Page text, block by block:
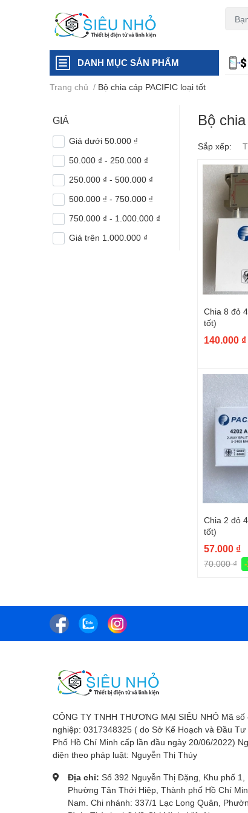
DANH MỤC SẢN PHẨM
Trang chủ / Bộ chia cáp PACIFIC loại tốt
GIÁ
Giá dưới 50.000 ₫
50.000 ₫ - 250.000 ₫
250.000 ₫ - 500.000 ₫
500.000 ₫ - 750.000 ₫
750.000 ₫ - 1.000.000 ₫
Giá trên 1.000.000 ₫
Bộ
Sắp xếp:
Chia 8 đỏ
tốt)
140.000 ₫
Chia 2 đỏ
tốt)
57.000 ₫
70.000 ₫
CÔNG TY TNHH THƯƠNG MẠI SIÊU NHỎ Mã số
nghiệp: 0317348325 ( do Sở Kế Hoạch và Đầu Tư
Phố Hồ Chí Minh cấp lần đầu ngày 20/06/2022)
diện theo pháp luật: Nguyễn Thị Thúy
Địa chỉ: Số 392 Nguyễn Thị Đặng, Khu phố 1,
Phường Tân Thới Hiệp, Thành phố Hồ Chí
Nam. Chi nhánh: 337/1 Lạc Long Quân,